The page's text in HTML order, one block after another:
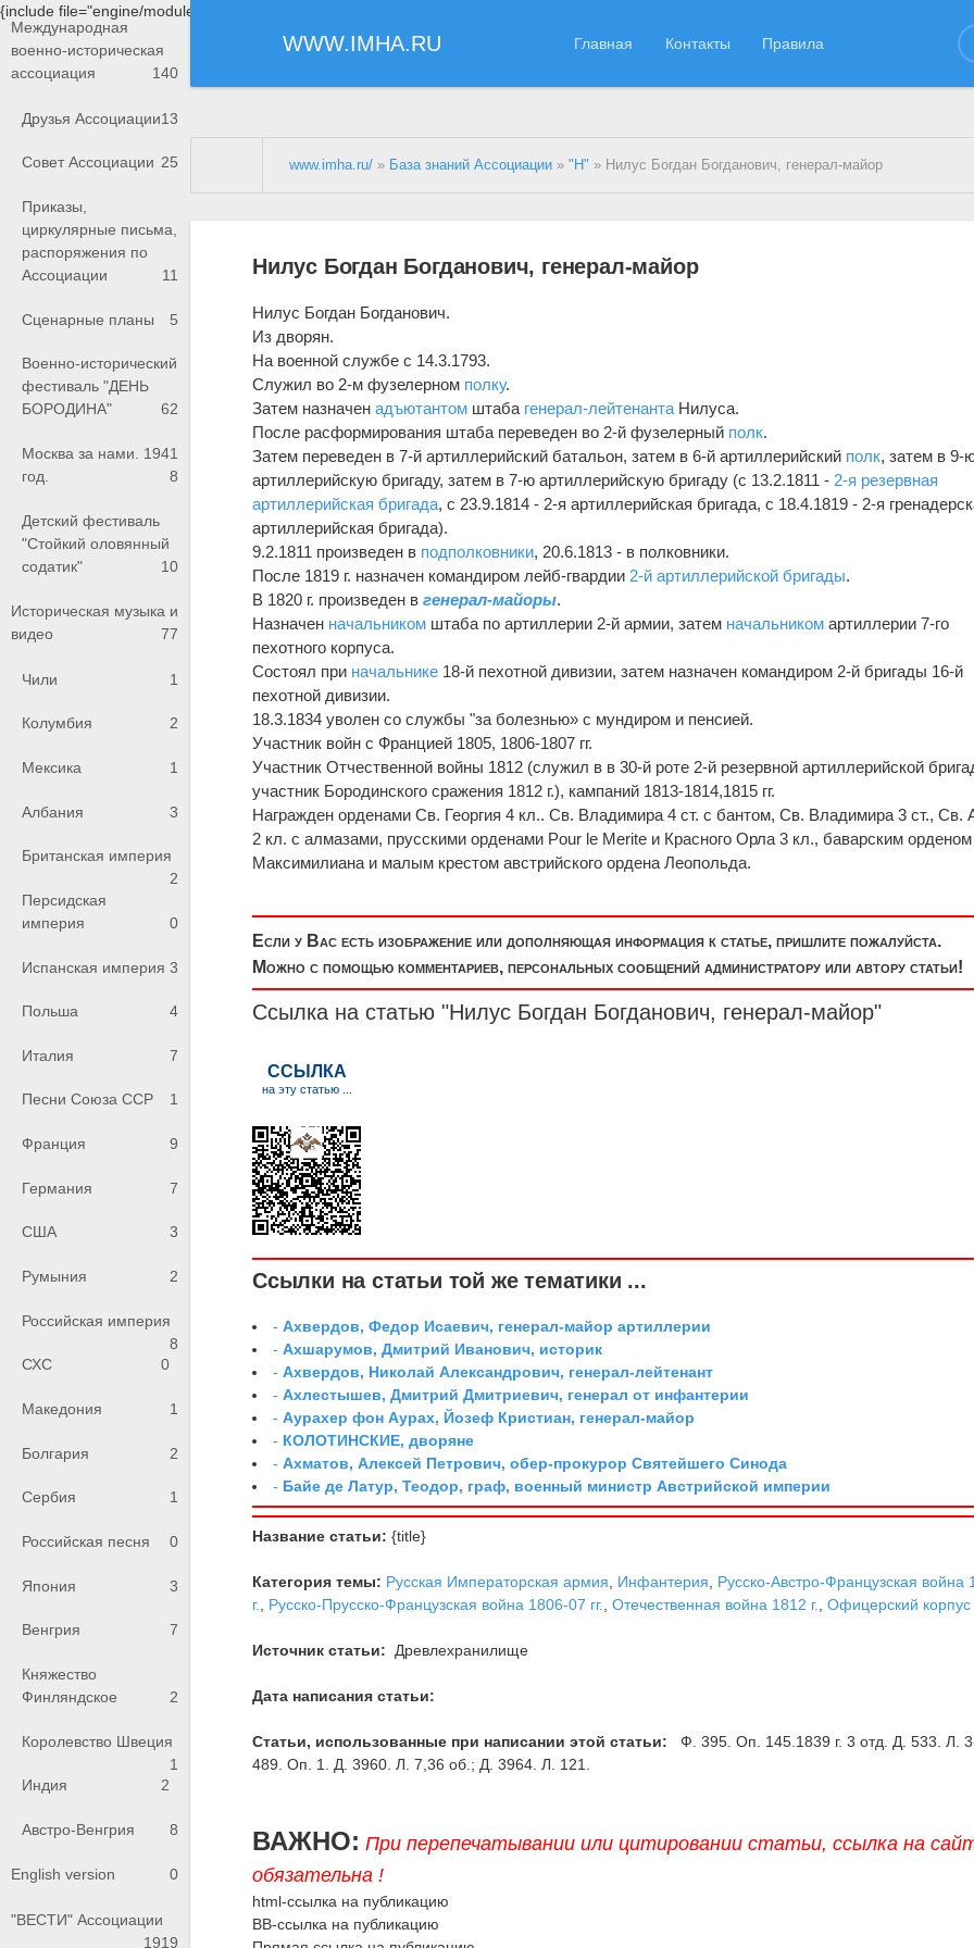
{include file="engine/modules/saperu/head.php"}
WWW.IMHA.RU Главная Контакты Правила
Международная
военно-историческая
ассоциация
140
Друзья Ассоциации13
Совет Ассоциации 25
Приказы,
циркулярные письма,
распоряжения по
Ассоциации
11
Сценарные планы 5
Военно-исторический
фестиваль "ДЕНЬ
БОРОДИНА"
62
Москва за нами. 1941
год.
8
Детский фестиваль
"Стойкий оловянный
содатик"
10
Историческая музыка и
видео
77
Чили 1
Колумбия 2
Мексика 1
Албания 3
Британская империя
2
Персидская
империя
0
Испанская империя 3
Польша 4
Италия 7
Песни Союза ССР 1
Франция 9
Германия 7
США 3
Румыния 2
Российская империя
8
СХС
0
Македония 1
Болгария 2
Сербия 1
Российская песня 0
Япония 3
Венгрия 7
Княжество
Финляндское
2
Королевство Швеция
1
Индия
2
Австро-Венгрия 8
English version 0
"ВЕСТИ" Ассоциации
1919
www.imha.ru/ » База знаний Ассоциации »"Н" » Нилус Богдан Богданович, генерал-майор
Нилус Богдан Богданович, генерал-майор
Нилус Богдан Богданович.
Из дворян.
На военной службе с 14.3.1793.
Служил во 2-м фузелерном полку.
Затем назначенадъютантом штаба генерал-лейтенанта Нилуса.
После расформирования штаба переведен во 2-й фузелерный полк.
Затем переведен в 7-й артиллерийский батальон, затем в 6-й артиллерийский полк, затем в 9-
артиллерийскую бригаду, затем в 7-ю артиллерийскую бригаду (с 13.2.1811 - 2-я резервная
артиллерийская бригада, с 23.9.1814 - 2-я артиллерийская бригада, с 18.4.1819 - 2-я
артиллерийская бригада).
9.2.1811 произведен в подполковники, 20.6.1813 - в полковники.
После 1819 г. назначен командиром лейб-гвардии 2-й артиллерийской бригады.
В 1820 г. произведен вгенерал-майоры.
Назначен начальником штаба по артиллерии 2-й армии, затем начальником артиллерии 7-го
пехотного корпуса.
Состоял при начальнике 18-й пехотной дивизии, затем назначен командиром 2-й бригады 16-й
пехотной дивизии.
18.3.1834 уволен со службы "за болезнью» с мундиром и пенсией.
Участник войн с Францией 1805, 1806-1807 гг.
Участник Отчественной войны 1812 (служил в в 30-й роте 2-й резервной артиллерийской
участник Бородинского сражения 1812 г.), кампаний 1813-1814,1815 гг.
Награжден орденами Св. Георгия 4 кл.. Св. Владимира 4 ст. с бантом, Св. Владимира 3 ст., Св.
2 кл. с алмазами, прусскими орденами Pour le Merite и Красного Орла 3 кл., баварским орденом
Максимилиана и малым крестом австрийского ордена Леопольда.
Если у Вас есть изображение или дополняющая информация к статье, пришлите пожалуйста.
Можно с помощью комментариев, персональных сообщений администратору или автору статьи!
Ссылка на статью "Нилус Богдан Богданович, генерал-майор"
Ссылки на статьи той же тематики ...
-Ахвердов, Федор Исаевич, генерал-майор артиллерии
-Ахшарумов, Дмитрий Иванович, историк
-Ахвердов, Николай Александрович, генерал-лейтенант
-Ахлестышев, Дмитрий Дмитриевич, генерал от инфантерии
-Аурахер фон Аурах, Йозеф Кристиан, генерал-майор
- КОЛОТИНСКИЕ, дворяне
-Ахматов, Алексей Петрович, обер-прокурор Святейшего Синода
- Байе де Латур, Теодор, граф, военный министр Австрийской империи
Название статьи: {title}
Категория темы: Русская Императорская армия Инфантерия
Русско-Австро-Французская война
г.
Русско-Прусско-Французская война 1806-07 гг. ,Отечественная война 1812 г. ,Офицерский корпус
Источник статьи: Древлехранилище
Дата написания статьи:
Статьи, использованные при написании этой статьи:
Ф. 395. Оп. 145.1839 г. 3 отд. Д. 533. Л.
489. Оп. 1. Д. 3960. Л. 7,36 об.; Д. 3964. Л. 121.
ВАЖНО: При перепечатывании или цитировании статьи, ссылка на
обязательна !
html-ссылка на публикацию
BB-ссылка на публикацию